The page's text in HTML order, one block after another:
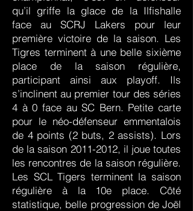
qu’il griffe la glace de la Ilfishalle
face au SCRJ Lakers pour leur
première victoire de la saison. Les
Tigres terminent à une belle sixième
place de la saison régulière,
participant ainsi aux playoff. Ils
s’inclinent au premier tour des séries
4 à 0 face au SC Bern. Petite carte
pour le néo-défenseur emmentalois
de 4 points (2 buts, 2 assists). Lors
de la saison 2011-2012, il joue toutes
les rencontres de la saison régulière.
Les SCL Tigers terminent la saison
régulière à la 10e place. Côté
statistique, belle progression de Joël